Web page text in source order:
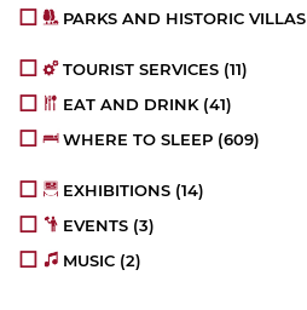
PARKS AND HISTORIC VILLAS
TOURIST SERVICES (11)
EAT AND DRINK (41)
WHERE TO SLEEP (609)
EXHIBITIONS (14)
EVENTS (3)
MUSIC (2)